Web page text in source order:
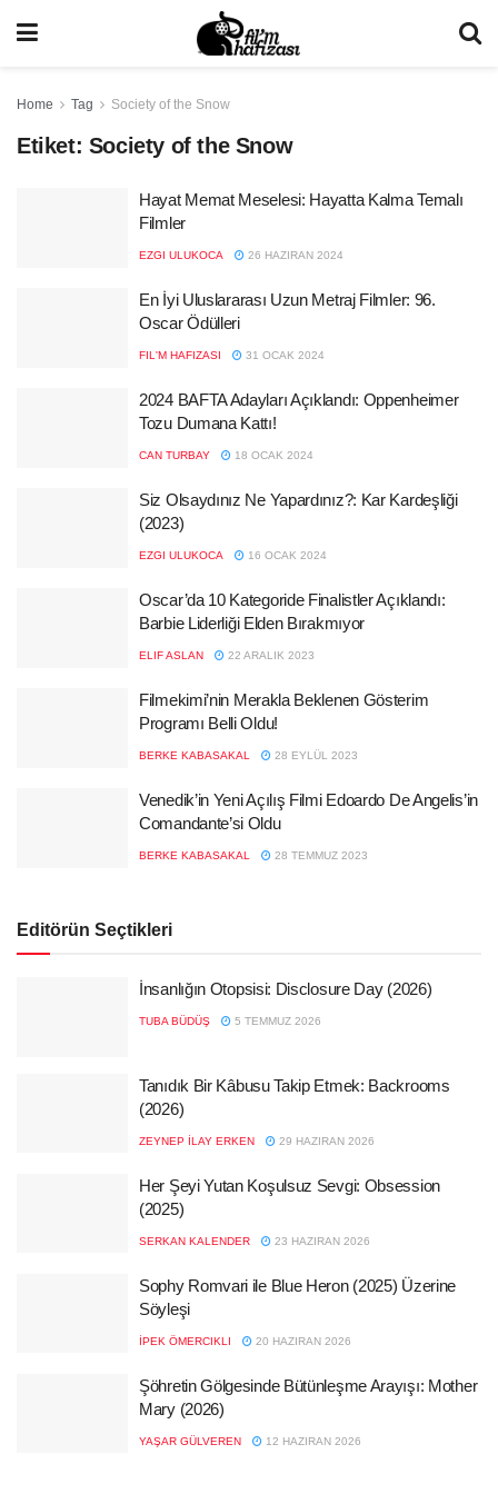
Home Tag Society of the Snow
Etiket: Society of the Snow
Hayat Memat Meselesi: Hayatta Kalma Temalı
Filmler
EZGI ULUKOCA 26 HAZIRAN 2024
En İyi Uluslararası Uzun Metraj Filmler: 96.
Oscar Ödülleri
FIL'M HAFIZASI 31 OCAK 2024
2024 BAFTA Adayları Açıklandı: Oppenheimer
Tozu Dumana Kattı!
CAN TURBAY 18 OCAK 2024
Siz Olsaydınız Ne Yapardınız?: Kar Kardeşliği
(2023)
EZGI ULUKOCA 16 OCAK 2024
Oscar’da 10 Kategoride Finalistler Açıklandı:
Barbie Liderliği Elden Bırakmıyor
ELIF ASLAN 22 ARALIK 2023
Filmekimi’nin Merakla Beklenen Gösterim
Programı Belli Oldu!
BERKE KABASAKAL 28 EYLÜL 2023
Venedik’in Yeni Açılış Filmi Edoardo De Angelis’in
Comandante’si Oldu
BERKE KABASAKAL 28 TEMMUZ 2023
Editörün Seçtikleri
İnsanlığın Otopsisi: Disclosure Day (2026)
TUBA BÜDÜŞ 5 TEMMUZ 2026
Tanıdık Bir Kâbusu Takip Etmek: Backrooms
(2026)
ZEYNEP İLAY ERKEN 29 HAZIRAN 2026
Her Şeyi Yutan Koşulsuz Sevgi: Obsession
(2025)
SERKAN KALENDER 23 HAZIRAN 2026
Sophy Romvari ile Blue Heron (2025) Üzerine
Söyleşi
İPEK ÖMERCIKLI 20 HAZIRAN 2026
Şöhretin Gölgesinde Bütünleşme Arayışı: Mother
Mary (2026)
YAŞAR GÜLVEREN 12 HAZIRAN 2026